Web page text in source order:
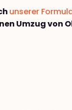
unserer
Umzug von